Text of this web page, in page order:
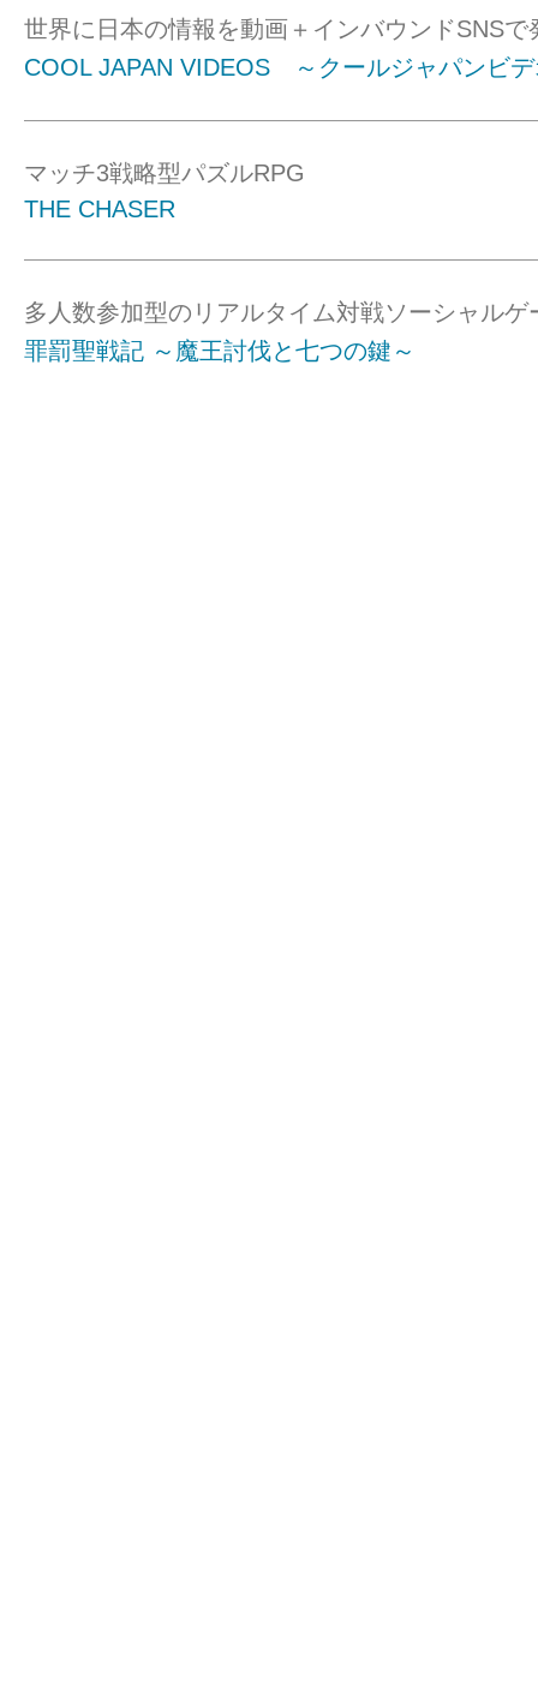
世界に日本の情報を動画＋インバウンドSNSで
COOL JAPAN VIDEOS ～クールジャパンビ
マッチ3戦略型パズルRPG
THE CHASER
多人数参加型のリアルタイム対戦ソーシャルゲ
罪罰聖戦記 ～魔王討伐と七つの鍵～